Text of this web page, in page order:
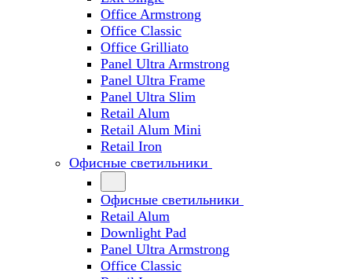
Office Armstrong
Office Classic
Office Grilliato
Panel Ultra Armstrong
Panel Ultra Frame
Panel Ultra Slim
Retail Alum
Retail Alum Mini
Retail Iron
Офисные светильники
Офисные светильники
Retail Alum
Downlight Pad
Panel Ultra Armstrong
Office Classic